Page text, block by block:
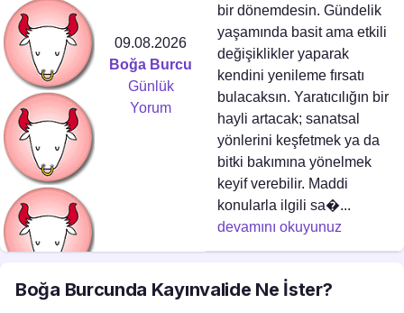
09.08.2026
Boğa Burcu
Günlük
Yorum
bir dönemdesin. Gündelik
yaşamında basit ama etkili
değişiklikler yaparak
kendini yenileme fırsatı
bulacaksın. Yaratıcılığın bir
hayli artacak; sanatsal
yönlerini keşfetmek ya da
bitki bakımına yönelmek
keyif verebilir. Maddi
konularla ilgili sa�...
devamını okuyunuz
Boğa Burcunda Kayınvalide Ne İster?